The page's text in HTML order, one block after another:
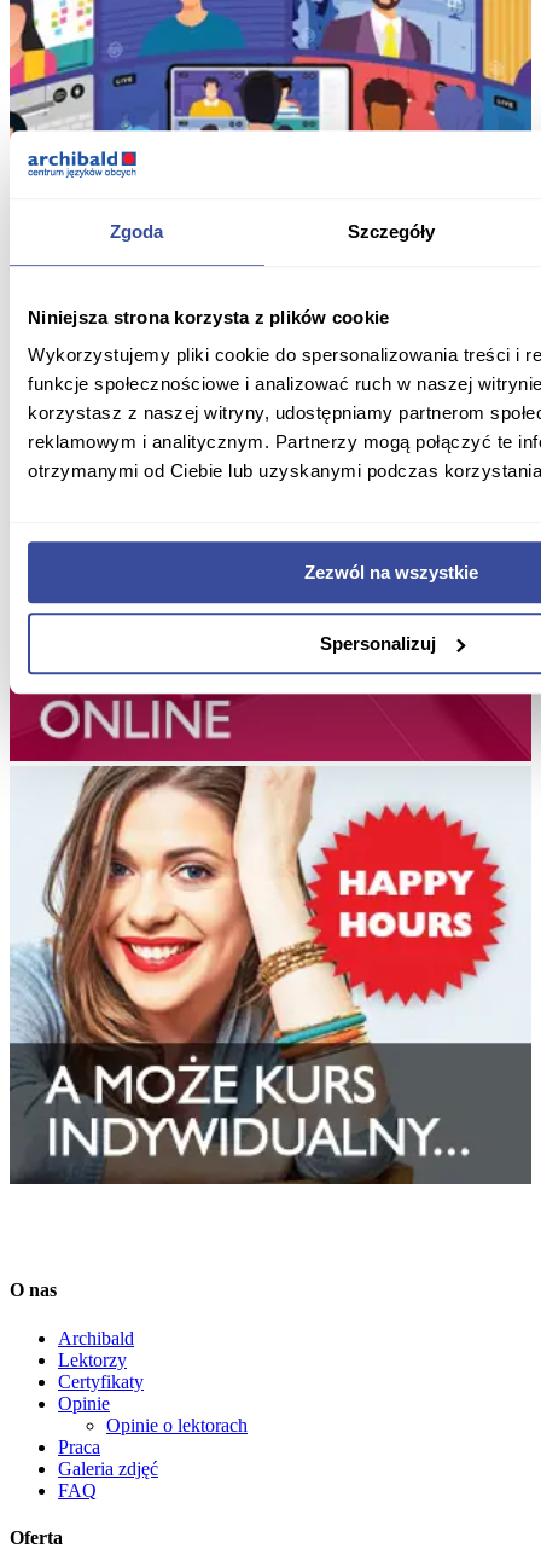
Zgoda Szczegóły
Niniejsza strona korzysta z plików cookie
Wykorzystujemy pliki cookie do spersonalizowania treści i
funkcje społecznościowe i analizować ruch w naszej
korzystasz z naszej witryny, udostępniamy partnerom
reklamowym i analitycznym. Partnerzy mogą połączyć te
otrzymanymi od Ciebie lub uzyskanymi podczas
Zezwól na wszystkie
Spersonalizuj
O nas
Archibald
Lektorzy
Certyfikaty
Opinie
Opinie o lektorach
Praca
Galeria zdjęć
FAQ
Oferta